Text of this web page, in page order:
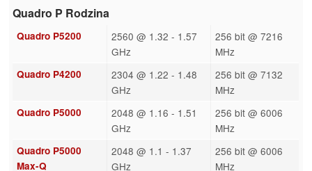
Quadro P Rodzina
Quadro P5200
2560 @ 1.32 - 1.57
GHz
256 bit @ 7216
MHz
Quadro P4200
2304 @ 1.22 - 1.48
GHz
256 bit @ 7132
MHz
Quadro P5000
2048 @ 1.16 - 1.51
GHz
256 bit @ 6006
MHz
Quadro P5000
Max-Q
2048 @ 1.1 - 1.37
GHz
256 bit @ 6006
MHz